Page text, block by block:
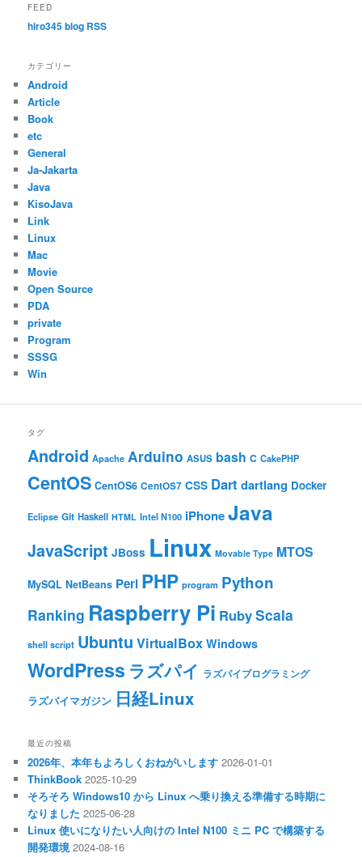
FEED
hiro345 blog RSS
カテゴリー
Android
Article
Book
etc
General
Ja-Jakarta
Java
KisoJava
Link
Linux
Mac
Movie
Open Source
PDA
private
Program
SSSG
Win
タグ
Android Apache Arduino ASUS bash C CakePHP
CentOS CentOS6 CentOS7 CSS Dart dartlang Docker
Eclipse Git Haskell HTML Intel N100 iPhoneJava
JavaScript JBoss Linux Movable Type MTOS
MySQL NetBeans Perl PHP program Python
Ranking Raspberry Pi RubyScala
shell script Ubuntu VirtualBox Windows
WordPress ラズパイ ラズパイプログラミング
ラズパイマガジン 日経Linux
最近の投稿
2026年、本年もよろしくおねがいします 2026-01-01
ThinkBook 2025-10-29
そろそろ Windows10 から Linux へ乗り換える準備する時期に
なりました 2025-06-28
Linux 使いになりたい人向けの Intel N100 ミニ PC で構築する
開発環境 2024-08-16